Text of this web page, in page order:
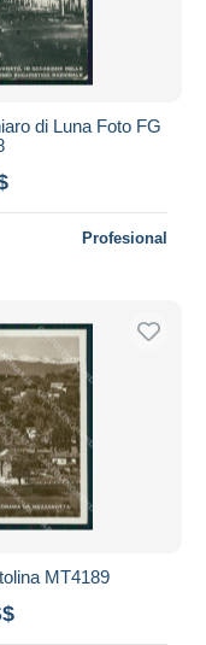
di Luna Foto FG
Profesional
MT4189